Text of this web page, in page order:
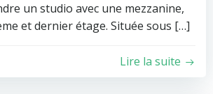
un studio avec une mezzanine,
et dernier étage. Située sous […]
Lire la suite